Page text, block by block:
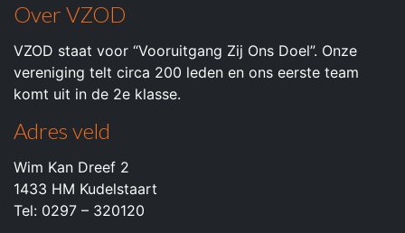
Over VZOD
VZOD staat voor “Vooruitgang Zij Ons Doel”. Onze
vereniging telt circa 200 leden en ons eerste team
komt uit in de 2e klasse.
Adres veld
Wim Kan Dreef 2
1433 HM Kudelstaart
Tel: 0297 – 320120